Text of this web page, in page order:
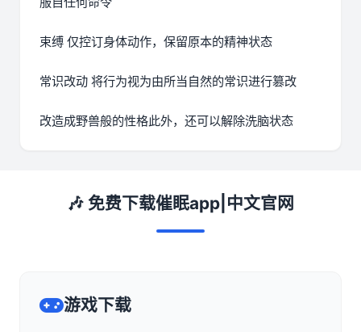
束缚 仅控订身体动作，保留原本的精神状态
常识改动 将行为视为由所当自然的常识进行篡改
改造成野兽般的性格此外，还可以解除洗脑状态
🎶 免费下载催眠app|中文官网
游戏下载